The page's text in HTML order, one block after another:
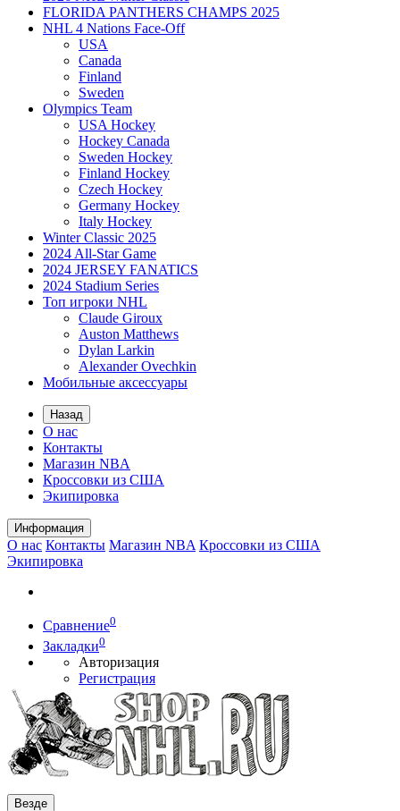
FLORIDA PANTHERS CHAMPS 2025
NHL 4 Nations Face-Off
USA
Canada
Finland
Sweden
Olympics Team
USA Hockey
Hockey Canada
Sweden Hockey
Finland Hockey
Czech Hockey
Germany Hockey
Italy Hockey
Winter Classic 2025
2024 All-Star Game
2024 JERSEY FANATICS
2024 Stadium Series
Топ игроки NHL
Claude Giroux
Auston Matthews
Dylan Larkin
Alexander Ovechkin
Мобильные аксессуары
Назад
О нас
Контакты
Магазин NBA
Кроссовки из США
Экипировка
Информация
О нас Контакты Магазин NBA Кроссовки из США
Экипировка
Сравнение0
Закладки0
Авторизация
Регистрация
Везде